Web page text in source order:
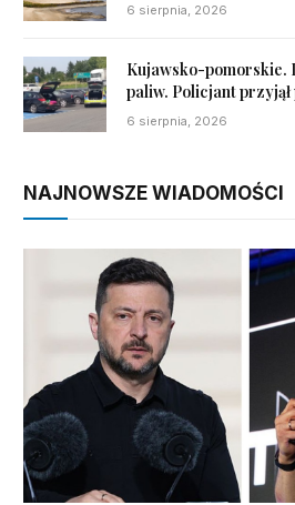
6 sierpnia, 2026
Kujawsko-pomorskie.
paliw. Policjant
6 sierpnia, 2026
NAJNOWSZE WIADOMOŚCI